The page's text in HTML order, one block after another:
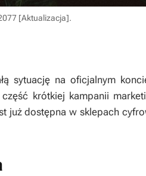
[Aktualizacja].
sytuację na oficjalnym
krótkiej kampanii
już dostępna w sklepach